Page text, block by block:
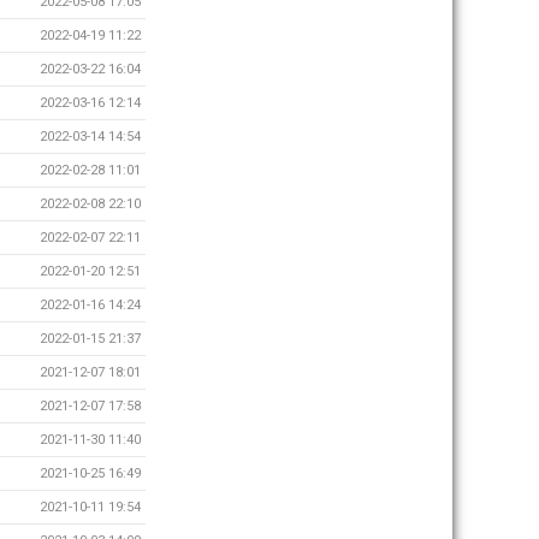
2022-04-19 11:22
2022-03-22 16:04
2022-03-16 12:14
2022-03-14 14:54
2022-02-28 11:01
2022-02-08 22:10
2022-02-07 22:11
2022-01-20 12:51
2022-01-16 14:24
2022-01-15 21:37
2021-12-07 18:01
2021-12-07 17:58
2021-11-30 11:40
2021-10-25 16:49
2021-10-11 19:54